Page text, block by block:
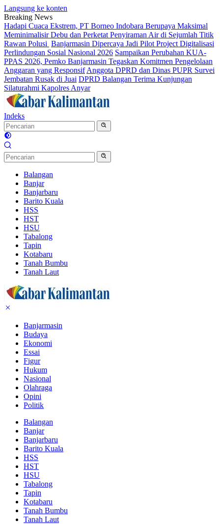
Langsung ke konten
Breaking News
Hadapi Cuaca Ekstrem, PT Borneo Indobara Berupaya Maksimal
Meminimalisir Debu dan Perketat Penyiraman Air di Sejumlah Titik
Rawan Polusi Banjarmasin Dipercaya Jadi Pilot Project Digitalisasi
Perlindungan Sosial Nasional 2026 Sampaikan Perubahan KUA-
PPAS 2026, Pemko Banjarmasin Tegaskan Komitmen Pengelolaan
Anggaran yang Responsif Anggota DPRD dan Dinas PUPR Survei
Jembatan Rusak di Juai DPRD Balangan Terima Kunjungan
Silaturahmi Kapolres Anyar
Indeks
Balangan
Banjar
Banjarbaru
Barito Kuala
HSS
HST
HSU
Tabalong
Tapin
Kotabaru
Tanah Bumbu
Tanah Laut
Banjarmasin
Budaya
Ekonomi
Essai
Figur
Hukum
Nasional
Olahraga
Opini
Politik
Balangan
Banjar
Banjarbaru
Barito Kuala
HSS
HST
HSU
Tabalong
Tapin
Kotabaru
Tanah Bumbu
Tanah Laut